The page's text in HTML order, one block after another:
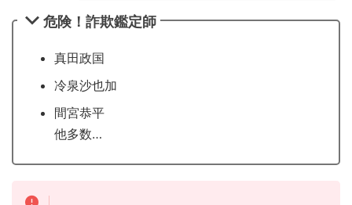
危険！詐欺鑑定師
真田政国
冷泉沙也加
間宮恭平
他多数…